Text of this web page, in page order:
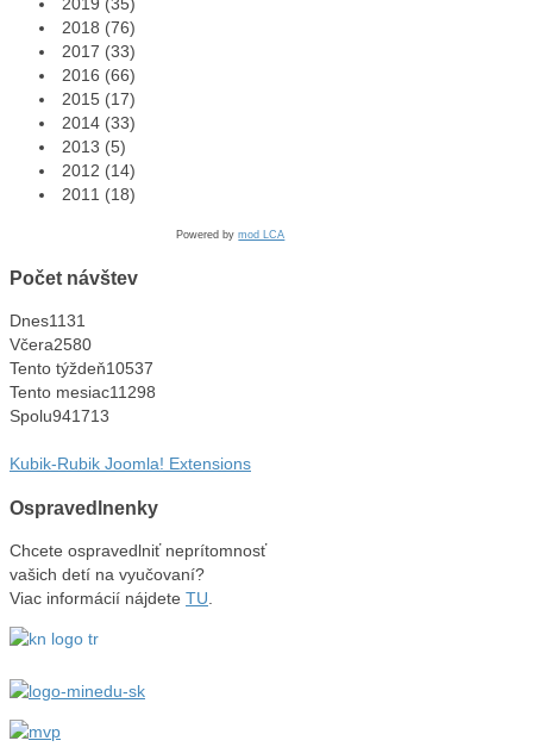
2018 (76)
2017 (33)
2016 (66)
2015 (17)
2014 (33)
2013 (5)
2012 (14)
2011 (18)
Powered bymod LCA
Počet návštev
Dnes1131
Včera2580
Tento týždeň10537
Tento mesiac11298
Spolu941713
Kubik-Rubik Joomla! Extensions
Ospravedlnenky
Chcete ospravedlniť neprítomnosť
vašich detí na vyučovaní?
Viac informácií nájdete TU